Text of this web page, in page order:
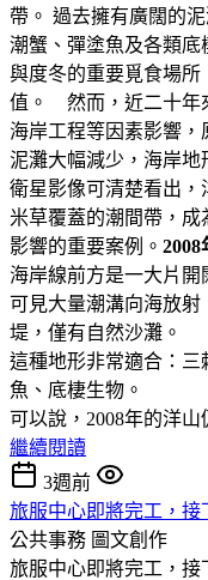
帶。 過去擁有廣闊的
潮蟹、彈塗魚及各類
與度冬的重要覓食場所
值。 然而，近二十年
海岸工程等因素影響
泥灘大幅減少，海岸
衛星影像可清楚看出
米草覆蓋的潮間帶，
影響的重要案例。
海岸線前方是一大片開
可見大量潮溝向海放
堤，僅有自然沙灘。
這種地形非常適合：
魚、底棲生物。
可以說，2008年的洋
繼續閱讀
3週前
旅服中心即將完工，
公共事務 圖文創作
旅服中心即將完工，